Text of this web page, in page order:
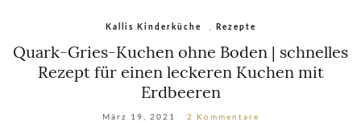
Kallis Kinderküche Rezepte
Quark-Gries-Kuchen ohne Boden | schnelles
Rezept für einen leckeren Kuchen mit
Erdbeeren
März 19, 2021 2 Kommentare